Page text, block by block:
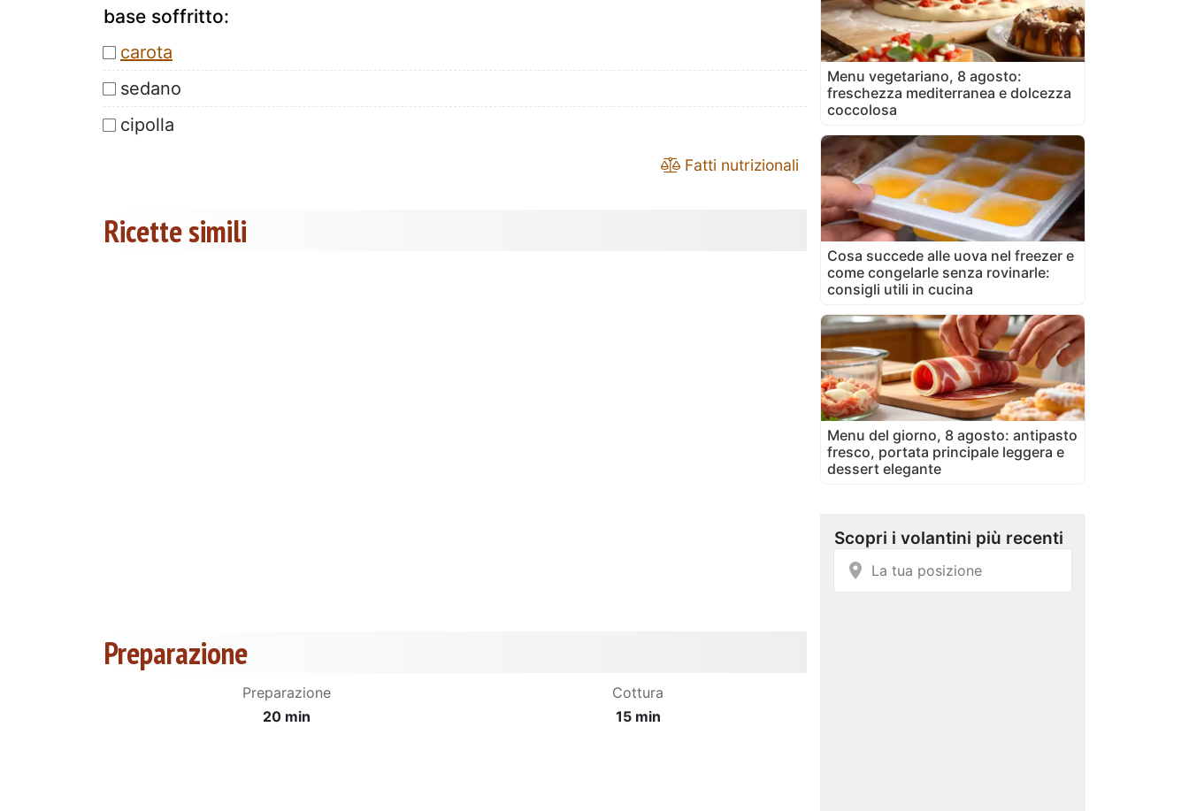
base soffritto:
carota
sedano
cipolla
Fatti nutrizionali
Ricette simili
Preparazione
Preparazione
20 min
Cottura
15 min
Menu vegetariano, 8 agosto:
freschezza mediterranea e dolcezza
coccolosa
Cosa succede alle uova nel freezer e
come congelarle senza rovinarle:
consigli utili in cucina
Menu del giorno, 8 agosto: antipasto
fresco, portata principale leggera e
dessert elegante